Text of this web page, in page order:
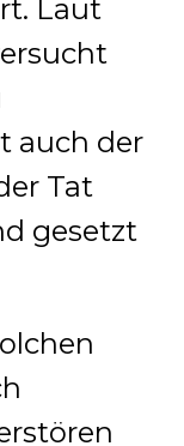
Laut
auch der
Tat
gesetzt